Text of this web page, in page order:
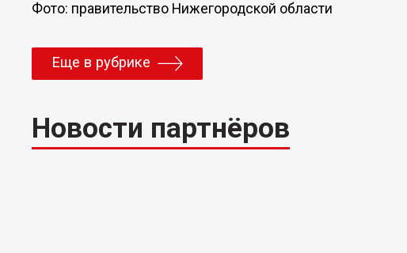
Фото: правительство Нижегородской области
Еще в рубрике
Новости партнёров